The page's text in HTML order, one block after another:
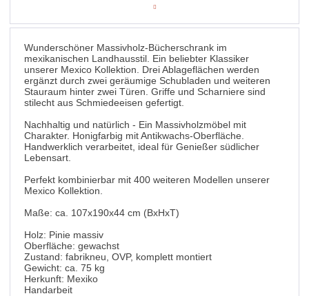
Wunderschöner Massivholz-Bücherschrank im
mexikanischen Landhausstil. Ein beliebter Klassiker
unserer Mexico Kollektion. Drei Ablageflächen werden
ergänzt durch zwei geräumige Schubladen und weiteren
Stauraum hinter zwei Türen. Griffe und Scharniere sind
stilecht aus Schmiedeeisen gefertigt.
Nachhaltig und natürlich - Ein Massivholzmöbel mit
Charakter. Honigfarbig mit Antikwachs-Oberfläche.
Handwerklich verarbeitet, ideal für Genießer südlicher
Lebensart.
Perfekt kombinierbar mit 400 weiteren Modellen unserer
Mexico Kollektion.
Maße: ca. 107x190x44 cm (BxHxT)
Holz: Pinie massiv
Oberfläche: gewachst
Zustand: fabrikneu, OVP, komplett montiert
Gewicht: ca. 75 kg
Herkunft: Mexiko
Handarbeit